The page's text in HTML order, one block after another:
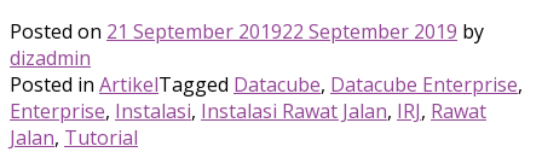
Posted on 21 September 201922 September 2019 by
dizadmin
Posted in ArtikelTagged Datacube, Datacube Enterprise,
Enterprise, Instalasi, Instalasi Rawat Jalan, IRJ, Rawat
Jalan, Tutorial